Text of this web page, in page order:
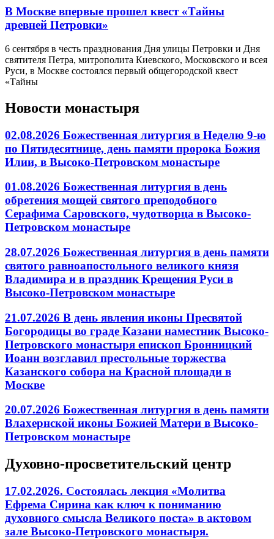
В Москве впервые прошел квест «Тайны
древней Петровки»
6 сентября в честь празднования Дня улицы Петровки и Дня
святителя Петра, митрополита Киевского, Московского и всея
Руси, в Москве состоялся первый общегородской квест
«Тайны
Новости монастыря
02.08.2026 Божественная литургия в Неделю 9-ю
по Пятидесятнице, день памяти пророка Божия
Илии, в Высоко-Петровском монастыре
01.08.2026 Божественная литургия в день
обретения мощей святого преподобного
Серафима Саровского, чудотворца в Высоко-
Петровском монастыре
28.07.2026 Божественная литургия в день памяти
святого равноапостольного великого князя
Владимира и в праздник Крещения Руси в
Высоко-Петровском монастыре
21.07.2026 В день явления иконы Пресвятой
Богородицы во граде Казани наместник Высоко-
Петровского монастыря епископ Бронницкий
Иоанн возглавил престольные торжества
Казанского собора на Красной площади в
Москве
20.07.2026 Божественная литургия в день памяти
Влахернской иконы Божией Матери в Высоко-
Петровском монастыре
Духовно-просветительский центр
17.02.2026. Состоялась лекция «Молитва
Ефрема Сирина как ключ к пониманию
духовного смысла Великого поста» в актовом
зале Высоко-Петровского монастыря.